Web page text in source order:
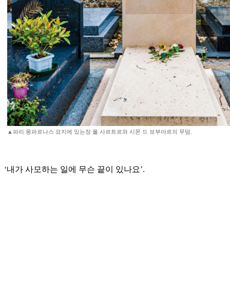
▲파리 몽파르나스 묘지에 있는장 폴 사르트르와 시몬 드 보부아르의 무덤.
‘내가 사모하는 일에 무슨 끝이 있나요’.